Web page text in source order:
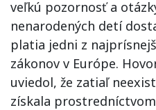
veľkú pozornosť a
nenarodených detí
platia jedni z
zákonov v Európe.
uviedol, že zatiaľ
získala